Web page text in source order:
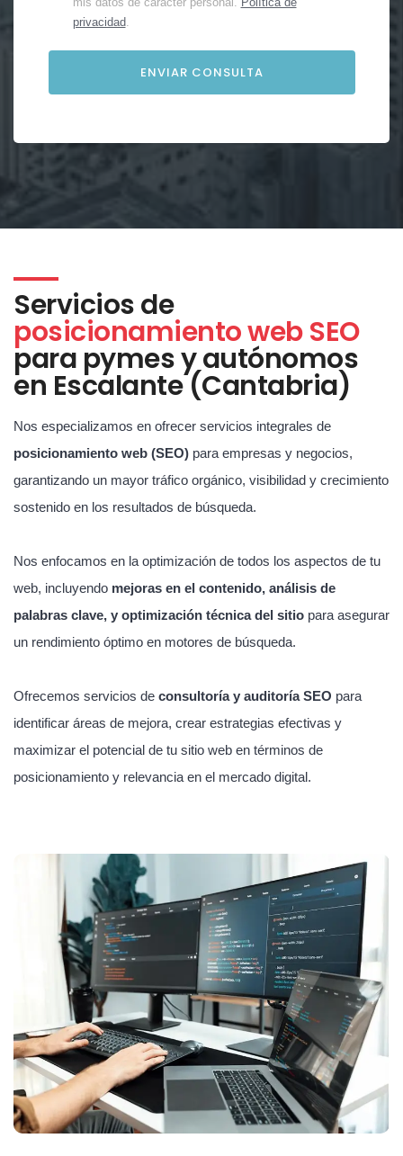
privacidad.
Servicios de
posicionamiento web SEO
para pymes y autónomos
en Escalante (Cantabria)
Nos especializamos en ofrecer servicios integrales de
posicionamiento web (SEO) para empresas y negocios,
garantizando un mayor tráfico orgánico, visibilidad y crecimiento
sostenido en los resultados de búsqueda.
Nos enfocamos en la optimización de todos los aspectos de tu
web, incluyendo mejoras en el contenido, análisis de
palabras clave, y optimización técnica del sitio para asegurar
un rendimiento óptimo en motores de búsqueda.
Ofrecemos servicios de consultoría y auditoría SEO para
identificar áreas de mejora, crear estrategias efectivas y
maximizar el potencial de tu sitio web en términos de
posicionamiento y relevancia en el mercado digital.